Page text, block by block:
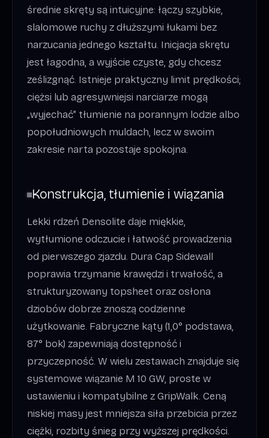
średnie skręty są intuicyjne: łączy szybkie,
slalomowe ruchy z dłuższymi łukami bez
narzucania jednego kształtu. Inicjacja skrętu
jest łagodna, a wyjście czyste, gdy chcesz
ześlizgnąć. Istnieje praktyczny limit prędkości;
ciężsi lub agresywniejsi narciarze mogą
„wyjechać” tłumienie na porannym lodzie albo
popołudniowych muldach, lecz w swoim
zakresie narta pozostaje spokojna.
Konstrukcja, tłumienie i wiązania
Lekki rdzeń Densolite daje miękkie,
wytłumione odczucie i łatwość prowadzenia
od pierwszego zjazdu. Dura Cap Sidewall
poprawia trzymanie krawędzi i trwałość, a
strukturyzowany topsheet oraz osłona
dziobów dobrze znoszą codzienne
użytkowanie. Fabryczne kąty (1,0° podstawa,
87° bok) zapewniają dostępność i
przyczepność. W wielu zestawach znajduje się
systemowe wiązanie M 10 GW, proste w
ustawieniu i kompatybilne z GripWalk. Ceną
niskiej masy jest mniejsza siła przebicia przez
ciężki, rozbity śnieg przy wyższej prędkości.